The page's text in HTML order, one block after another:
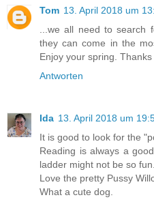
Tom 13. April 2018 um
...we all need to search
they can come in the
Enjoy your spring.
Antworten
Ida 13. April 2018 um
It is good to look for the
Reading is always a
ladder might not be so fun.
Love the pretty Pussy
What a cute dog.